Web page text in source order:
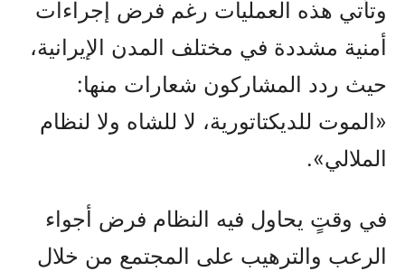
وتأتي هذه العمليات رغم فرض إجراءات
أمنية مشددة في مختلف المدن الإيرانية،
حيث ردد المشاركون شعارات منها:
«الموت للديكتاتورية، لا للشاه ولا لنظام
الملالي».
في وقتٍ يحاول فيه النظام فرض أجواء
الرعب والترهيب على المجتمع من خلال